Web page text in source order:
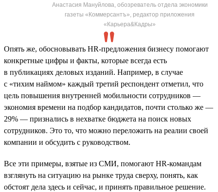
Анастасия Мануйлова, обозреватель отдела экономики
газеты «Коммерсантъ», редактор приложения
«Карьера&Кадры»
Опять же, обосновывать HR-предложения бизнесу помогают
конкретные цифры и факты, которые всегда есть
в публикациях деловых изданий. Например, в случае
с «тихим наймом» каждый третий респондент отметил, что
цель повышения внутренней мобильности сотрудников —
экономия времени на подбор кандидатов, почти столько же —
29% — признались в нехватке бюджета на поиск новых
сотрудников. Это то, что можно переложить на реалии своей
компании и обсудить с руководством.
Все эти примеры, взятые из СМИ, помогают HR-командам
взглянуть на ситуацию на рынке труда сверху, понять, как
обстоят дела здесь и сейчас, и принять правильное решение.